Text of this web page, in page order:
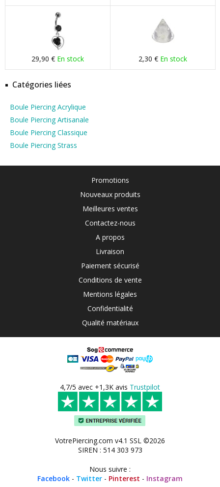
29,90 € En stock 2,30 € En stock
Catégories liées
Boule Piercing Acrylique
Boule Piercing Artisanale
Boule Piercing Classique
Boule Piercing Strass
Promotions
Nouveaux produits
Meilleures ventes
Contactez-nous
A propos
Livraison
Paiement sécurisé
Conditions de vente
Mentions légales
Confidentialité
Qualité matériaux
4,7/5 avec +1,3K avis Trustpilot
VotrePiercing.com v4.1 SSL ©2026
SIREN : 514 303 973
Nous suivre :
Facebook - Twitter - Pinterest - Instagram